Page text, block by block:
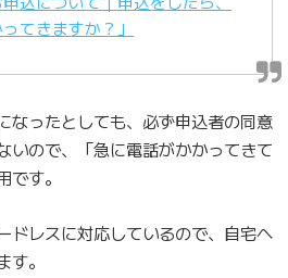
てきますか？」
なったとしても、必ず申込者の同意
いので、「急に電話がかかってきて
す。
ドレスに対応しているので、自宅へ
。